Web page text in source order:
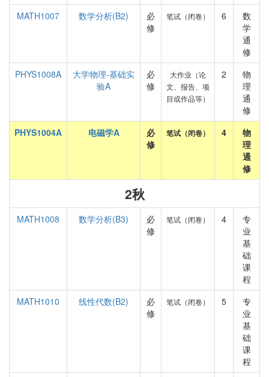
MATH1007
数学分析(B2)
必
修
笔试（闭卷） 6
数
学
通
修
PHYS1008A
大学物理-基础实
验A
必
修
大作业（论
文、报告、项
目或作品等）
2
物
理
通
修
PHYS1004A
电磁学A
必
修
笔试（闭卷） 4
物
理
通
修
2秋
MATH1008 数学分析(B3)
必
修
笔试（闭卷） 4
专
业
基
础
课
程
MATH1010
线性代数(B2)
必
修
笔试（闭卷） 5
专
业
基
础
课
程